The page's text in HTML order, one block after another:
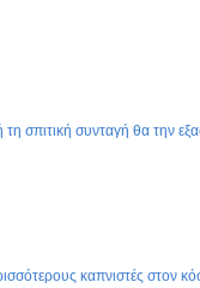
σπιτική συνταγή θα την
καπνιστές στον